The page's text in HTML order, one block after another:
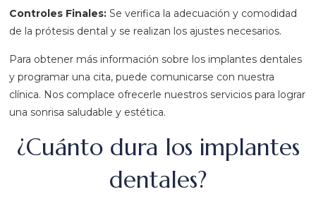
Controles Finales:Se verifica la adecuación y comodidad
de la prótesis dental y se realizan los ajustes necesarios.
Para obtener más información sobre los implantes dentales
y programar una cita, puede comunicarse con nuestra
clínica. Nos complace ofrecerle nuestros servicios para lograr
una sonrisa saludable y estética.
¿Cuánto dura los implantes
dentales?